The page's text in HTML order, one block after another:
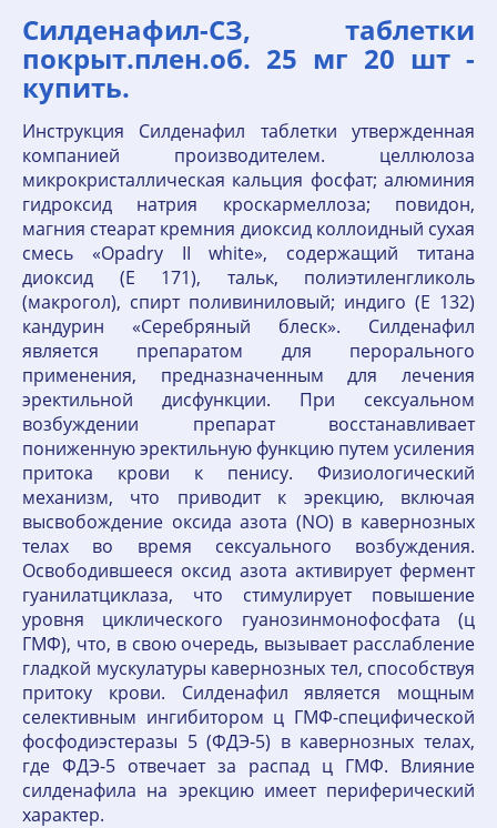
Силденафил-СЗ, таблетки
покрыт.плен.об. 25 мг 20 шт -
купить.
Инструкция Силденафил таблетки утвержденная
компанией производителем. целлюлоза
микрокристаллическая кальция фосфат; алюминия
гидроксид натрия кроскармеллоза; повидон,
магния стеарат кремния диоксид коллоидный сухая
смесь «Opadry II white», содержащий титана
диоксид (Е 171), тальк, полиэтиленгликоль
(макрогол), спирт поливиниловый; индиго (Е 132)
кандурин «Серебряный блеск». Силденафил
является препаратом для перорального
применения, предназначенным для лечения
эректильной дисфункции. При сексуальном
возбуждении препарат восстанавливает
пониженную эректильную функцию путем усиления
притока крови к пенису. Физиологический
механизм, что приводит к эрекцию, включая
высвобождение оксида азота (NO) в кавернозных
телах во время сексуального возбуждения.
Освободившееся оксид азота активирует фермент
гуанилатциклаза, что стимулирует повышение
уровня циклического гуанозинмонофосфата (ц
ГМФ), что, в свою очередь, вызывает расслабление
гладкой мускулатуры кавернозных тел, способствуя
притоку крови. Силденафил является мощным
селективным ингибитором ц ГМФ-специфической
фосфодиэстеразы 5 (ФДЭ-5) в кавернозных телах,
где ФДЭ-5 отвечает за распад ц ГМФ. Влияние
силденафила на эрекцию имеет периферический
характер.